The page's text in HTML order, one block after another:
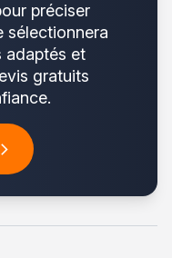
préciser
sélectionnera
adaptés et
gratuits